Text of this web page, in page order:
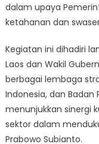
dalam upaya
ketahanan dan
Kegiatan ini dihadiri
Laos dan Wakil
berbagai lembaga
Indonesia, dan Badan
menunjukkan sinergi
sektor dalam
Prabowo Subianto.